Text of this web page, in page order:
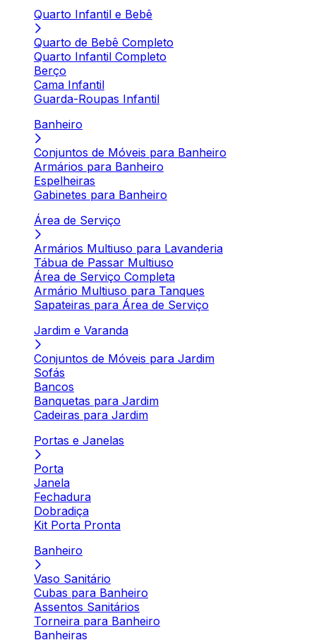
Quarto Infantil e Bebê
Quarto de Bebê Completo
Quarto Infantil Completo
Berço
Cama Infantil
Guarda-Roupas Infantil
Banheiro
Conjuntos de Móveis para Banheiro
Armários para Banheiro
Espelheiras
Gabinetes para Banheiro
Área de Serviço
Armários Multiuso para Lavanderia
Tábua de Passar Multiuso
Área de Serviço Completa
Armário Multiuso para Tanques
Sapateiras para Área de Serviço
Jardim e Varanda
Conjuntos de Móveis para Jardim
Sofás
Bancos
Banquetas para Jardim
Cadeiras para Jardim
Portas e Janelas
Porta
Janela
Fechadura
Dobradiça
Kit Porta Pronta
Banheiro
Vaso Sanitário
Cubas para Banheiro
Assentos Sanitários
Torneira para Banheiro
Banheiras